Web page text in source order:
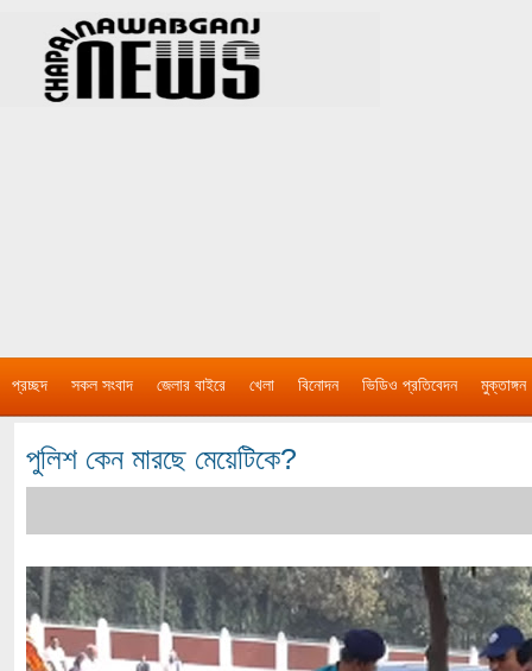
প্রচ্ছদ সকল সংবাদ জেলার বাইরে খেলা বিনোদন ভিডিও প্রতিবেদন মুক্তাঙ্গন
পুলিশ কেন মারছে মেয়েটিকে?